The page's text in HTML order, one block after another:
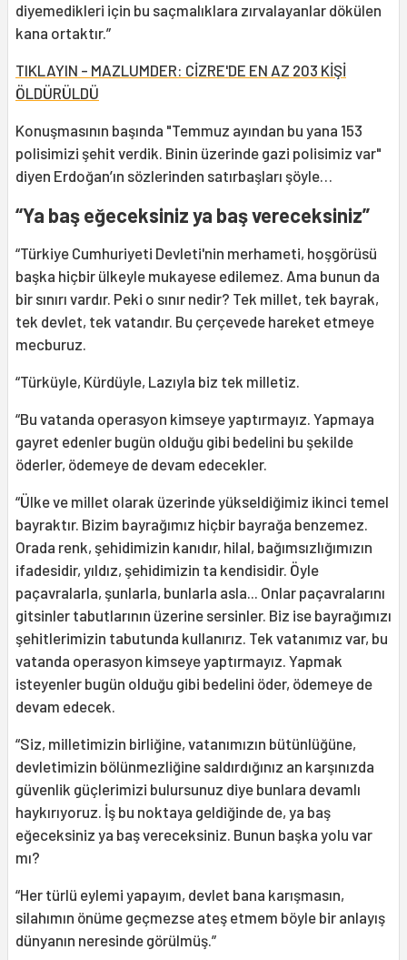
diyemedikleri için bu saçmalıklara zırvalayanlar dökülen
kana ortaktır.”
TIKLAYIN - MAZLUMDER: CİZRE'DE EN AZ 203 KİŞİ
ÖLDÜRÜLDÜ
Konuşmasının başında "Temmuz ayından bu yana 153
polisimizi şehit verdik. Binin üzerinde gazi polisimiz var"
diyen Erdoğan’ın sözlerinden satırbaşları şöyle…
“Ya baş eğeceksiniz ya baş vereceksiniz”
“Türkiye Cumhuriyeti Devleti'nin merhameti, hoşgörüsü
başka hiçbir ülkeyle mukayese edilemez. Ama bunun da
bir sınırı vardır. Peki o sınır nedir? Tek millet, tek bayrak,
tek devlet, tek vatandır. Bu çerçevede hareket etmeye
mecburuz.
“Türküyle, Kürdüyle, Lazıyla biz tek milletiz.
“Bu vatanda operasyon kimseye yaptırmayız. Yapmaya
gayret edenler bugün olduğu gibi bedelini bu şekilde
öderler, ödemeye de devam edecekler.
“Ülke ve millet olarak üzerinde yükseldiğimiz ikinci temel
bayraktır. Bizim bayrağımız hiçbir bayrağa benzemez.
Orada renk, şehidimizin kanıdır, hilal, bağımsızlığımızın
ifadesidir, yıldız, şehidimizin ta kendisidir. Öyle
paçavralarla, şunlarla, bunlarla asla... Onlar paçavralarını
gitsinler tabutlarının üzerine sersinler. Biz ise bayrağımızı
şehitlerimizin tabutunda kullanırız. Tek vatanımız var, bu
vatanda operasyon kimseye yaptırmayız. Yapmak
isteyenler bugün olduğu gibi bedelini öder, ödemeye de
devam edecek.
“Siz, milletimizin birliğine, vatanımızın bütünlüğüne,
devletimizin bölünmezliğine saldırdığınız an karşınızda
güvenlik güçlerimizi bulursunuz diye bunlara devamlı
haykırıyoruz. İş bu noktaya geldiğinde de, ya baş
eğeceksiniz ya baş vereceksiniz. Bunun başka yolu var
mı?
“Her türlü eylemi yapayım, devlet bana karışmasın,
silahımın önüme geçmezse ateş etmem böyle bir anlayış
dünyanın neresinde görülmüş.”